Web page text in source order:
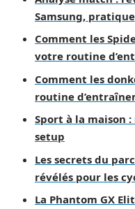
Samsung, pratique
Comment les
votre routine
Comment les
routine
Sport à la maison
setup
Les secrets du
révélés pour les
La Phantom GX